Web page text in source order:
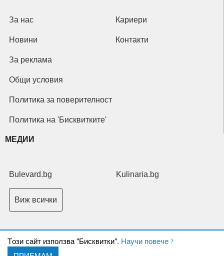
Tози сайт използва "Бисквитки". Научи повече
За нас Кариери
Новини Контакти
За реклама
Общи условия
Политика за поверителност
Политика на 'Бисквитките'
МЕДИИ
Bulevard.bg Kulinaria.bg
Виж всички